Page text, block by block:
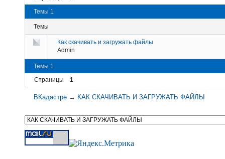
Темы 1
Темы
Как скачивать и загружать файлы
Admin
Темы 1
Страницы
1
ВКадастре → КАК СКАЧИВАТЬ И ЗАГРУЖАТЬ ФАЙЛЫ